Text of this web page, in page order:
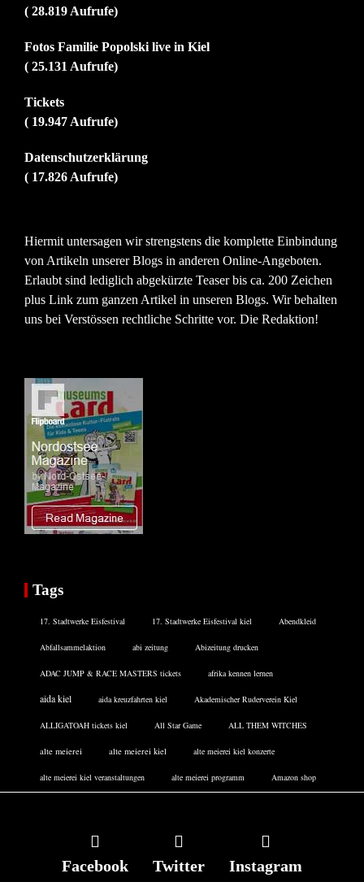
( 28.819 Aufrufe)
Fotos Familie Popolski live in Kiel
( 25.131 Aufrufe)
Tickets
( 19.947 Aufrufe)
Datenschutzerklärung
( 17.826 Aufrufe)
Hiermit untersagen wir strengstens die komplette Einbindung
von Artikeln unserer Blogs in anderen Online-Angeboten.
Erlaubt sind lediglich abgekürzte Teaser bis ca. 200 Zeichen
plus Link zum ganzen Artikel in unseren Blogs. Wir behalten
uns bei Verstössen rechtliche Schritte vor. Die Redaktion!
Tags
17. Stadtwerke Eisfestival 17. Stadtwerke Eisfestival kiel Abendkleid
Abfallsammelaktion abi zeitung Abizeitung drucken
ADAC JUMP & RACE MASTERS tickets afrika kennen lernen
aida kiel aida kreuzfahrten kiel Akademischer Ruderverein Kiel
ALLIGATOAH tickets kiel All Star Game ALL THEM WITCHES
alte meierei alte meierei kiel alte meierei kiel konzerte
alte meierei kiel veranstaltungen alte meierei programm Amazon shop
Facebook Twitter Instagram